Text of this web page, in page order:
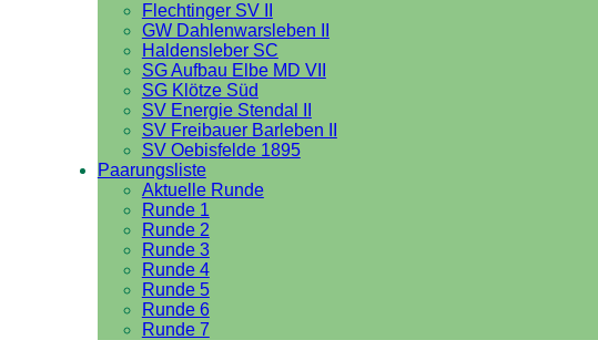
Flechtinger SV II
GW Dahlenwarsleben II
Haldensleber SC
SG Aufbau Elbe MD VII
SG Klötze Süd
SV Energie Stendal II
SV Freibauer Barleben II
SV Oebisfelde 1895
Paarungsliste
Aktuelle Runde
Runde 1
Runde 2
Runde 3
Runde 4
Runde 5
Runde 6
Runde 7